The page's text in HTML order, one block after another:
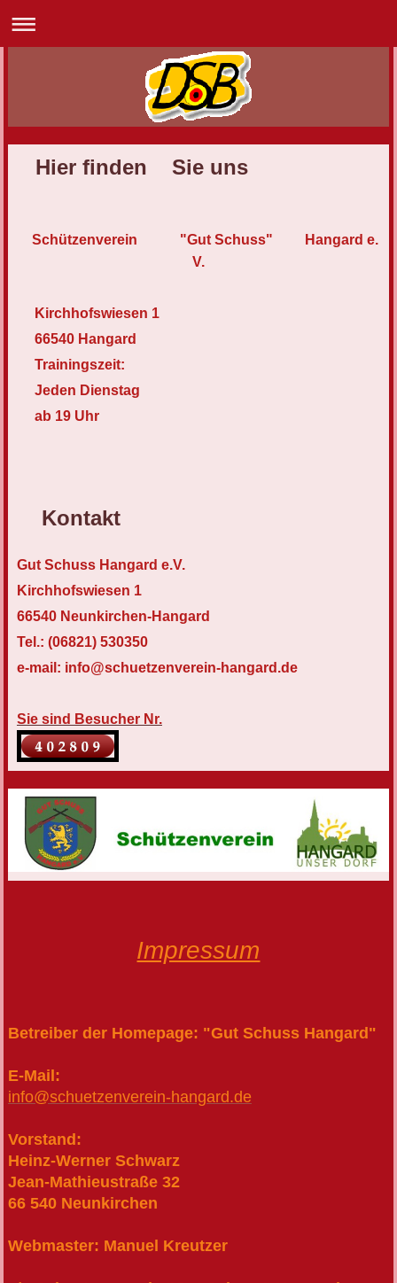
Hier finden Sie uns
Schützenverein
"Gut Schuss" Hangard e.
V.
Kirchhofswiesen 1
66540 Hangard
Trainingszeit:
Jeden Dienstag
ab 19 Uhr
Kontakt
Gut Schuss Hangard e.V.
Kirchhofswiesen 1
66540 Neunkirchen-Hangard
Tel.: (06821) 530350
e-mail: info@schuetzenverein-hangard.de
Sie sind Besucher Nr.
Impressum
Betreiber der Homepage: "Gut Schuss Hangard"
E-Mail:
info@schuetzenverein-hangard.de
Vorstand:
Heinz-Werner Schwarz
Jean-Mathieustraße 32
66 540 Neunkirchen
Webmaster: Manuel Kreutzer